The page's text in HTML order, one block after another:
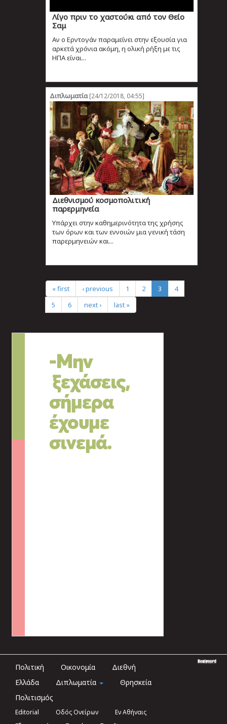
Λίγο πριν το χαστούκι από τον Θείο
Σαμ
Αν ο Ερντογάν παραμείνει στην εξουσία για
αρκετά χρόνια ακόμη, η ολική ρήξη με τις
ΗΠΑ είναι...
Διπλωματία[24/12/2018, 04:55]
Διεθνισμού κοσμοπολιτική
παρερμηνεία
Υπάρχει στην καθημερινότητα της χρήσης
των όρων και των εννοιών μια γενική τάση
παρερμηνειών και...
« first ‹ previous 1 2 3
4
5
6 next › last »
Πολιτική Οικονομία
Διεθνή
Ελλάδα
Διπλωματία
Θρησκεία
Πολιτισμός
Editorial Οδός Ονείρων
Εν Αθήναις